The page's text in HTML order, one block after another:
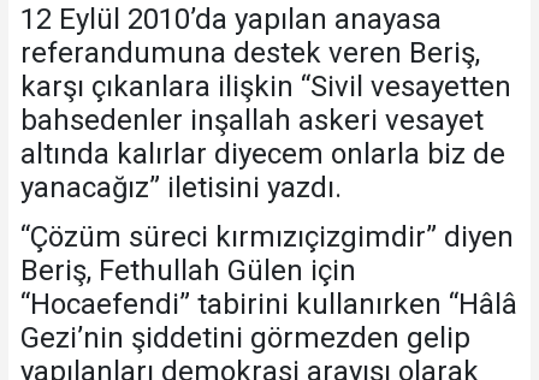
12 Eylül 2010’da yapılan anayasa
referandumuna destek veren Beriş,
karşı çıkanlara ilişkin “Sivil vesayetten
bahsedenler inşallah askeri vesayet
altında kalırlar diyecem onlarla biz de
yanacağız” iletisini yazdı.
“Çözüm süreci kırmızıçizgimdir” diyen
Beriş, Fethullah Gülen için
“Hocaefendi” tabirini kullanırken “Hâlâ
Gezi’nin şiddetini görmezden gelip
yapılanları demokrasi arayışı olarak